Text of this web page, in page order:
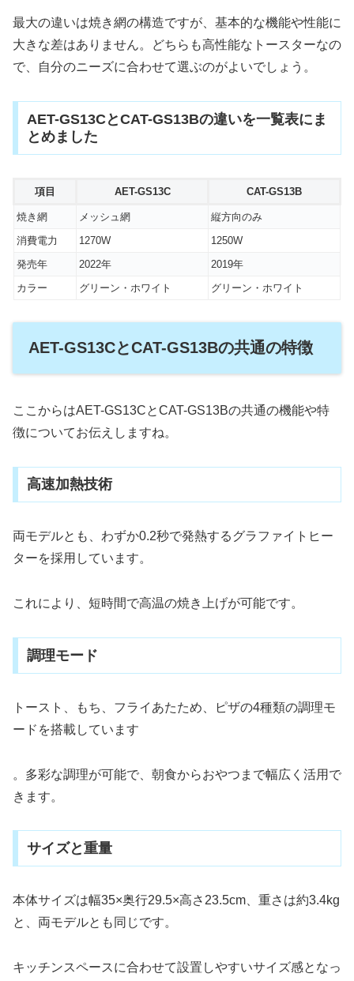
最大の違いは焼き網の構造ですが、基本的な機能や性能に
大きな差はありません。どちらも高性能なトースターなの
で、自分のニーズに合わせて選ぶのがよいでしょう。
AET-GS13CとCAT-GS13Bの違いを一覧表にま
とめました
項目 AET-GS13C CAT-GS13B
焼き網 メッシュ網
縦方向のみ
消費電力
1270W
1250W
発売年
2022年
2019年
カラー
グリーン・ホワイト グリーン・ホワイト
AET-GS13CとCAT-GS13Bの共通の特徴
ここからはAET-GS13CとCAT-GS13Bの共通の機能や特
徴についてお伝えしますね。
高速加熱技術
両モデルとも、わずか0.2秒で発熱するグラファイトヒー
ターを採用しています。
これにより、短時間で高温の焼き上げが可能です。
調理モード
トースト、もち、フライあたため、ピザの4種類の調理モ
ードを搭載しています
。多彩な調理が可能で、朝食からおやつまで幅広く活用で
きます。
サイズと重量
本体サイズは幅35×奥行29.5×高さ23.5cm、重さは約3.4kg
と、両モデルとも同じです。
キッチンスペースに合わせて設置しやすいサイズ感となっ